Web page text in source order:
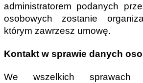
administratorem podanych
osobowych zostanie
którym zawrzesz umowę.
Kontakt w sprawie danych
We wszelkich sprawach